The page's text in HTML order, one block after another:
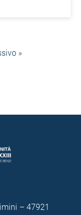
»
– 47921